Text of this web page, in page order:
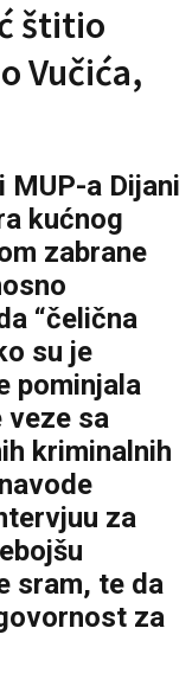
štitio
Vučića,
a Dijani
kućnog
zabrane
“čelična
su je
pominjala
veze sa
kriminalnih
za
sram, te da
za